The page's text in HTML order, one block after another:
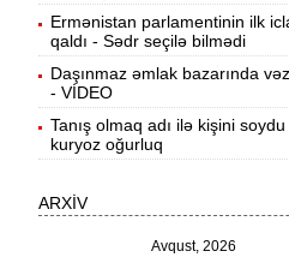
Prezident Sərəncam
14:11 Tovuzda qadın qətlə
qardaşı oğludur
13:56 39 dərəcə isti olacaq -
hava proqnozu
13:40
Prezident bu səfirlərin
Ermənistan parlamentinin ilk
qaldı - Sədr seçilə bilmədi
Daşınmaz əmlak bazarında
- VİDEO
Tanış olmaq adı ilə kişini soydu
kuryoz oğurluq
ARXİV
Avqust, 2026